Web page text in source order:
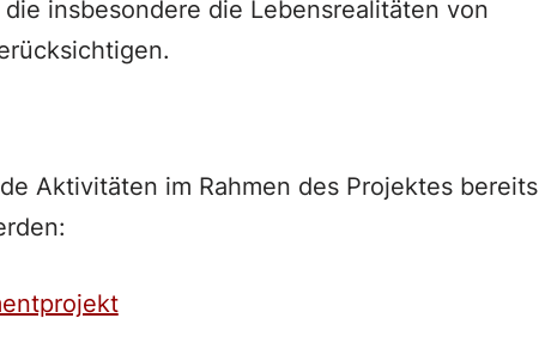
insbesondere die Lebensrealitäten von
Aktivitäten im Rahmen des Projektes bereits